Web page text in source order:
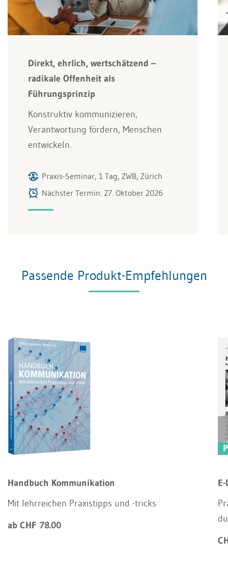
Direkt, ehrlich, wertschätzend –
radikale Offenheit als
Führungsprinzip
Konstruktiv kommunizieren,
Verantwortung fördern, Menschen
entwickeln.
Praxis-Seminar, 1 Tag, ZWB, Zürich
Nächster Termin: 27. Oktober 2026
Passende Produkt-Empfehlungen
Handbuch Kommunikation
Mit lehrreichen Praxistipps und -tricks
ab CHF 78.00